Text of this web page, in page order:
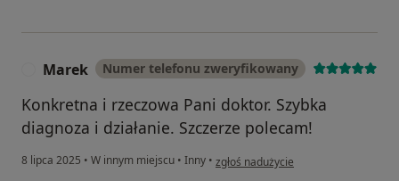
Marek Numer telefonu zweryfikowany
Konkretna i rzeczowa Pani doktor. Szybka
diagnoza i działanie. Szczerze polecam!
8 lipca 2025 • W innym miejscu • Inny • w opinii użytkownika Marek
zgłoś nadużycie